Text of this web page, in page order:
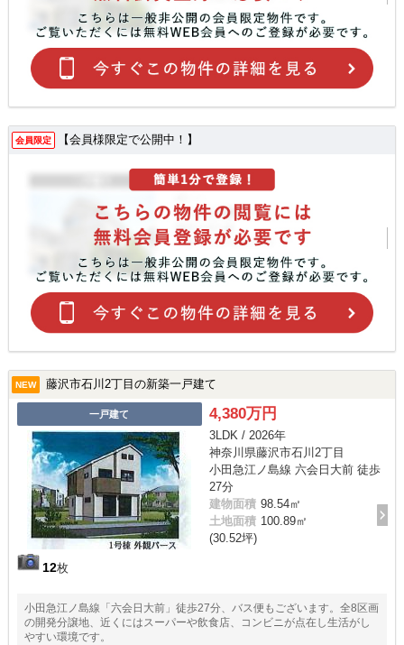
会員限定 【会員様限定で公開中！】
NEW 藤沢市石川2丁目の新築一戸建て
一戸建て
12枚
4,380万円
3LDK / 2026年
神奈川県藤沢市石川2丁目
小田急江ノ島線 六会日大前 徒歩
27分
建物面積 98.54㎡
土地面積 100.89㎡
(30.52坪)
小田急江ノ島線「六会日大前」徒歩27分、バス便もございます。全8区画
の開発分譲地、近くにはスーパーや飲食店、コンビニが点在し生活がし
やすい環境です。